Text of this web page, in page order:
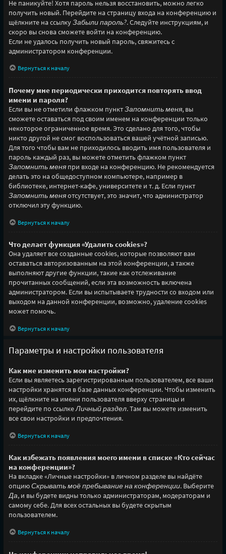
Не паникуйте! Хотя пароль нельзя восстановить, можно легко
получить новый. Перейдите на страницу входа на конференцию и
щёлкните на ссылкуЗабыли пароль?. Следуйте инструкциям, и
скоро вы снова сможете войти на конференцию.
Если не удалось получить новый пароль, свяжитесь с
администратором конференции.
Вернуться к началу
Почему мне периодически приходится повторять ввод
имени и пароля?
Если вы не отметили флажком пунктЗапомнить меня, вы
сможете оставаться под своим именем на конференции только
некоторое ограниченное время. Это сделано для того, чтобы
никто другой не смог воспользоваться вашей учётной записью.
Для того чтобы вам не приходилось вводить имя пользователя и
пароль каждый раз, вы можете отметить флажком пункт
Запомнить меняпри входе на конференцию. Не рекомендуется
делать это на общедоступном компьютере, например в
библиотеке, интернет-кафе, университете и т. д. Если пункт
Запомнить меняотсутствует, это значит, что администратор
отключил эту функцию.
Вернуться к началу
Что делает функция «Удалить cookies»?
Она удаляет все созданные cookies, которые позволяют вам
оставаться авторизованным на этой конференции, а также
выполняют другие функции, такие как отслеживание
прочитанных сообщений, если эта возможность включена
администратором. Если вы испытываете трудности со входом или
выходом на данной конференции, возможно, удаление cookies
может помочь.
Вернуться к началу
Параметры и настройки пользователя
Как мне изменить мои настройки?
Если вы являетесь зарегистрированным пользователем, все ваши
настройки хранятся в базе данных конференции. Чтобы изменить
их, щёлкните на имени пользователя вверху страницы и
перейдите по ссылкеЛичный раздел. Там вы можете изменить
все свои настройки и предпочтения.
Вернуться к началу
Как избежать появления моего имени в списке «Кто сейчас
на конференции»?
На вкладке «Личные настройки» в личном разделе вы найдёте
опциюСкрывать моё пребывание на конференции. Выберите
Да, и вы будете видны только администраторам, модераторам и
самому себе. Для всех остальных вы будете скрытым
пользователем.
Вернуться к началу